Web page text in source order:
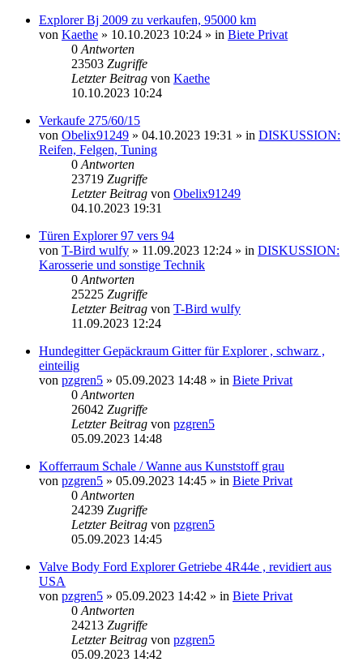
Explorer Bj 2009 zu verkaufen, 95000 km
von Kaethe » 10.10.2023 10:24 » in Biete Privat
0 Antworten
23503 Zugriffe
Letzter Beitrag von Kaethe
10.10.2023 10:24
Verkaufe 275/60/15
von Obelix91249 » 04.10.2023 19:31 » in DISKUSSION:
Reifen, Felgen, Tuning
0 Antworten
23719 Zugriffe
Letzter Beitrag von Obelix91249
04.10.2023 19:31
Türen Explorer 97 vers 94
von T-Bird wulfy » 11.09.2023 12:24 » in DISKUSSION:
Karosserie und sonstige Technik
0 Antworten
25225 Zugriffe
Letzter Beitrag von T-Bird wulfy
11.09.2023 12:24
Hundegitter Gepäckraum Gitter für Explorer , schwarz ,
einteilig
von pzgren5 » 05.09.2023 14:48 » in Biete Privat
0 Antworten
26042 Zugriffe
Letzter Beitrag von pzgren5
05.09.2023 14:48
Kofferraum Schale / Wanne aus Kunststoff grau
von pzgren5 » 05.09.2023 14:45 » in Biete Privat
0 Antworten
24239 Zugriffe
Letzter Beitrag von pzgren5
05.09.2023 14:45
Valve Body Ford Explorer Getriebe 4R44e , revidiert aus
USA
von pzgren5 » 05.09.2023 14:42 » in Biete Privat
0 Antworten
24213 Zugriffe
Letzter Beitrag von pzgren5
05.09.2023 14:42